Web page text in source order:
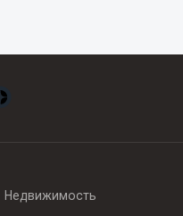
Недвижимость